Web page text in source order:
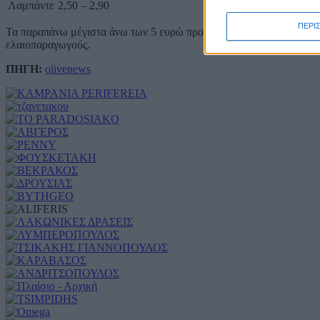
Λαμπάντε 2,50 – 2,90
Τα παραπάνω μέγιστα άνω των 5 ευρώ προϋποθέτουν κορυφαία
ελαιοπαραγωγούς.
ΠΗΓΗ: olivenews